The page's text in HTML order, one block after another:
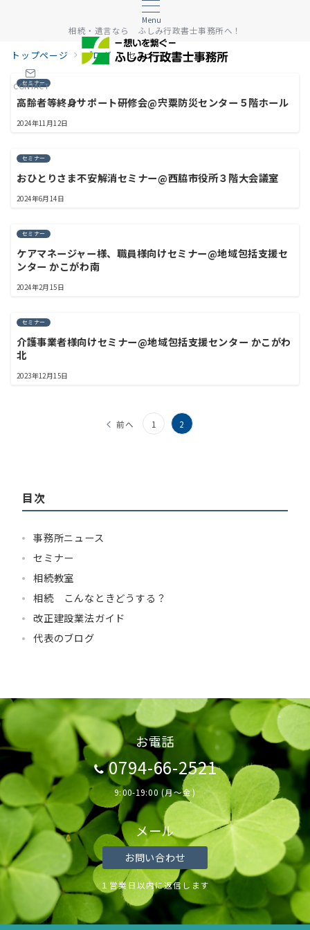
Menu
相続・遺言なら ふしみ行政書士事務所へ！
CONTACT
トップページ ブログ セミナー
セミナー
高齢者等終身サポート研修会@宍粟防災センター５階ホール
2024年11月12日
セミナー
おひとりさま不安解消セミナー@西脇市役所３階大会議室
2024年6月14日
セミナー
ケアマネージャー様、職員様向けセミナー@地域包括支援セ
ンター かこがわ南
2024年2月15日
セミナー
介護事業者様向けセミナー@地域包括支援センター かこがわ
北
2023年12月15日
ペ
ー
ジ
送
前へ 1 2
目次
事務所ニュース
セミナー
相続教室
相続 こんなときどうする？
改正建設業法ガイド
代表のブログ
お電話
0794-66-2521
9:00-19:00 (月～金)
メール
お問い合わせ
１営業日以内に返信します